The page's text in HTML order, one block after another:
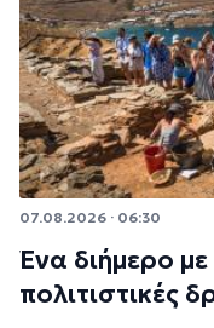
07.08.2026 · 06:30
Ένα διήμερο
πολιτιστικές